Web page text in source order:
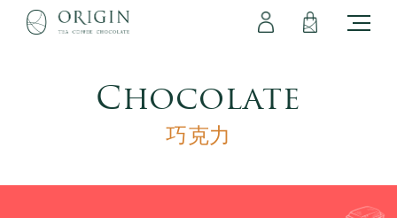
Chocolate
巧克力